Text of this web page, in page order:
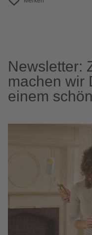
Newsletter:
machen wir
einem